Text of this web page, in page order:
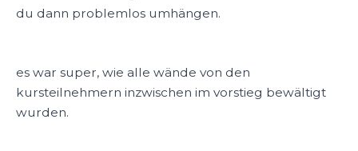
du dann problemlos umhängen.
es war super, wie alle wände von den
kursteilnehmern inzwischen im vorstieg bewältigt
wurden.